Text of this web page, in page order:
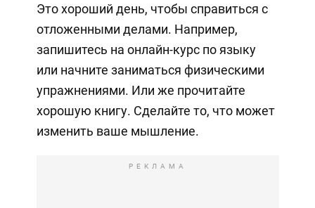
Это хороший день, чтобы справиться с
отложенными делами. Например,
запишитесь на онлайн-курс по языку
или начните заниматься физическими
упражнениями. Или же прочитайте
хорошую книгу. Сделайте то, что может
изменить ваше мышление.
РЕКЛАМА